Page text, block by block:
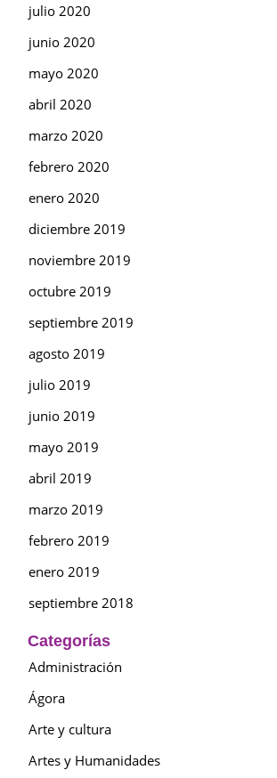
julio 2020
junio 2020
mayo 2020
abril 2020
marzo 2020
febrero 2020
enero 2020
diciembre 2019
noviembre 2019
octubre 2019
septiembre 2019
agosto 2019
julio 2019
junio 2019
mayo 2019
abril 2019
marzo 2019
febrero 2019
enero 2019
septiembre 2018
Categorías
Administración
Ágora
Arte y cultura
Artes y Humanidades